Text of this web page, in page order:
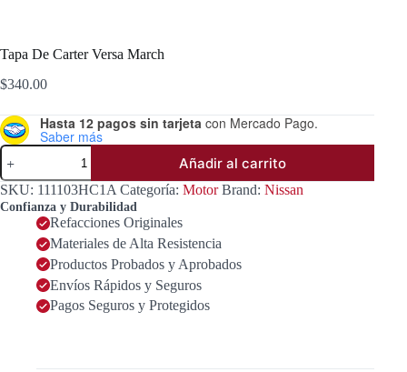
Tapa De Carter Versa March
$340.00
Hasta 12 pagos sin tarjeta con Mercado Pago.
Saber más
Tapa
De
Carter
Versa
March
cantidad
Añadir al carrito
SKU: 111103HC1A Categoría: Motor Brand: Nissan
Confianza y Durabilidad
Refacciones Originales
Materiales de Alta Resistencia
Productos Probados y Aprobados
Envíos Rápidos y Seguros
Pagos Seguros y Protegidos